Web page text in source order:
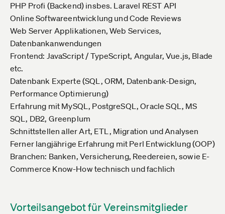
PHP Profi (Backend) insbes. Laravel REST API
Online Softwareentwicklung und Code Reviews
Web Server Applikationen, Web Services,
Datenbankanwendungen
Frontend: JavaScript / TypeScript, Angular, Vue.js, Blade
etc.
Datenbank Experte (SQL, ORM, Datenbank-Design,
Performance Optimierung)
Erfahrung mit MySQL, PostgreSQL, Oracle SQL, MS
SQL, DB2, Greenplum
Schnittstellen aller Art, ETL, Migration und Analysen
Ferner langjährige Erfahrung mit Perl Entwicklung (OOP)
Branchen: Banken, Versicherung, Reedereien, sowie E-
Commerce Know-How technisch und fachlich
Vorteilsangebot für Vereinsmitglieder